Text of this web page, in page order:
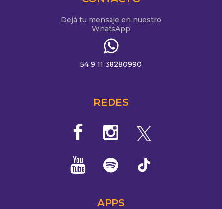
Dejá tu mensaje en nuestro
WhatsApp
54 9 11 38280990
REDES
APPS